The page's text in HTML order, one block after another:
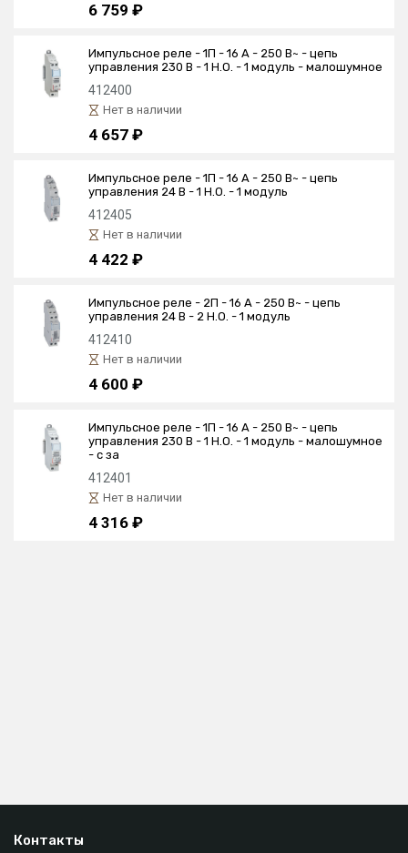
6 759 ₽
Импульсное реле - 1П - 16 А - 250 В~ - цепь
управления 230 В - 1 Н.О. - 1 модуль - малошумное
412400
Нет в наличии
4 657 ₽
Импульсное реле - 1П - 16 А - 250 В~ - цепь
управления 24 В - 1 Н.О. - 1 модуль
412405
Нет в наличии
4 422 ₽
Импульсное реле - 2П - 16 А - 250 В~ - цепь
управления 24 В - 2 Н.О. - 1 модуль
412410
Нет в наличии
4 600 ₽
Импульсное реле - 1П - 16 А - 250 В~ - цепь
управления 230 В - 1 Н.О. - 1 модуль - малошумное
- с за
412401
Нет в наличии
4 316 ₽
Контакты